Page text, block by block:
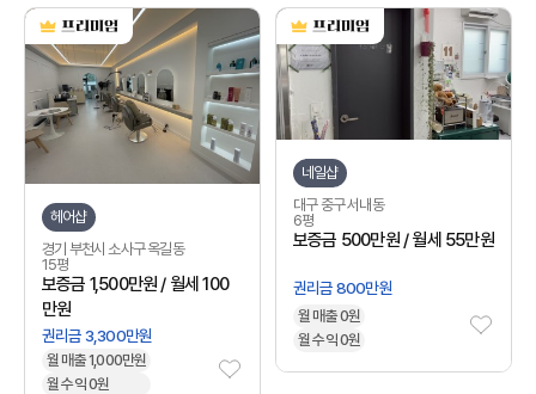
헤어샵
경기 부천시 소사구 옥길동
15평
보증금 1,500만원 / 월세 100
만원
권리금 3,300만원
월 매출 1,000만원
월 수익 0원
네일샵
대구 중구 서내동
6평
보증금 500만원 / 월세 55만원
권리금 800만원
월 매출 0원
월 수익 0원